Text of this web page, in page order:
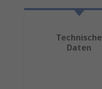
Technische
Daten